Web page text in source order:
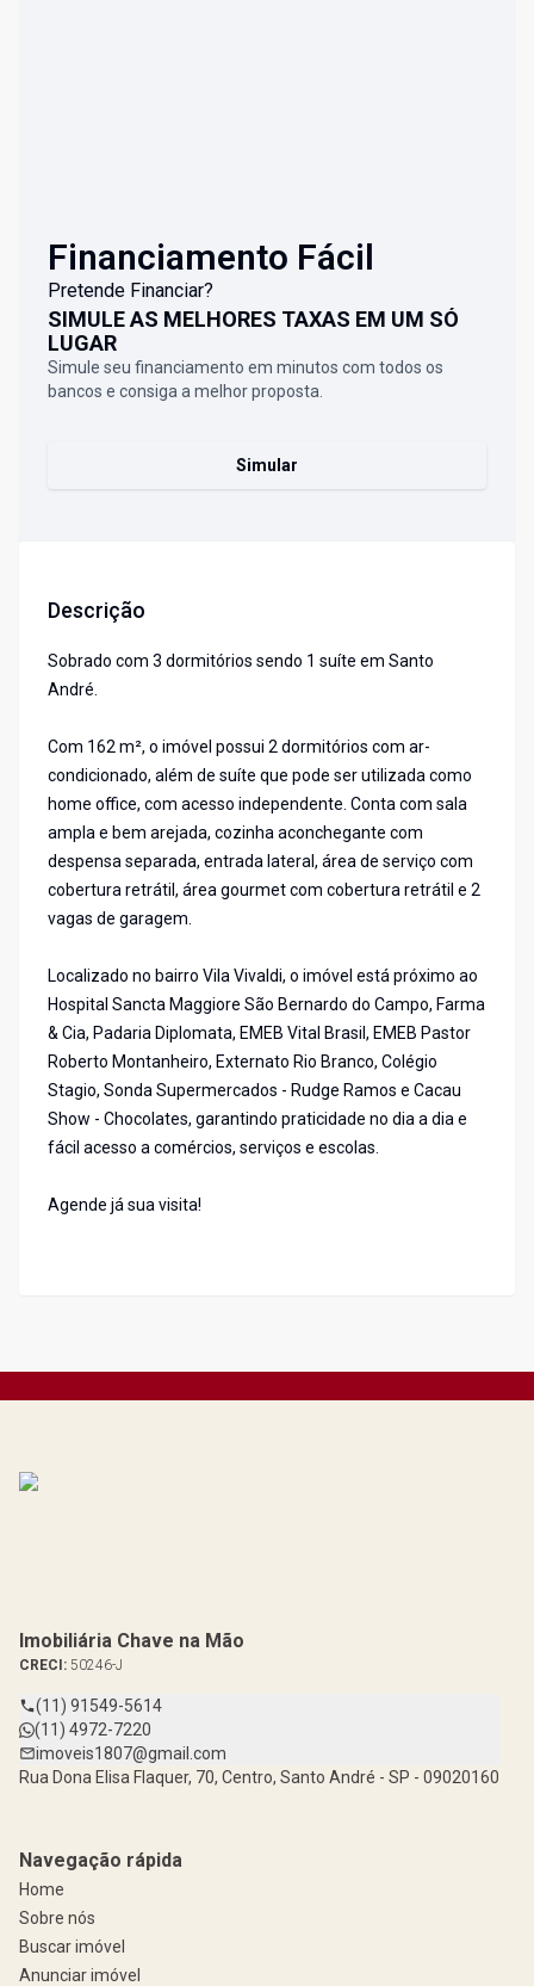
Financiamento Fácil
Pretende Financiar?
SIMULE AS MELHORES TAXAS EM UM SÓ
LUGAR
Simule seu financiamento em minutos com todos os
bancos e consiga a melhor proposta.
Simular
Descrição
Sobrado com 3 dormitórios sendo 1 suíte em Santo
André.
Com 162 m², o imóvel possui 2 dormitórios com ar-
condicionado, além de suíte que pode ser utilizada como
home office, com acesso independente. Conta com sala
ampla e bem arejada, cozinha aconchegante com
despensa separada, entrada lateral, área de serviço com
cobertura retrátil, área gourmet com cobertura retrátil e 2
vagas de garagem.
Localizado no bairro Vila Vivaldi, o imóvel está próximo ao
Hospital Sancta Maggiore São Bernardo do Campo, Farma
& Cia, Padaria Diplomata, EMEB Vital Brasil, EMEB Pastor
Roberto Montanheiro, Externato Rio Branco, Colégio
Stagio, Sonda Supermercados - Rudge Ramos e Cacau
Show - Chocolates, garantindo praticidade no dia a dia e
fácil acesso a comércios, serviços e escolas.
Agende já sua visita!
Imobiliária Chave na Mão
CRECI: 50246-J
(11) 91549-5614
(11) 4972-7220
imoveis1807@gmail.com
Rua Dona Elisa Flaquer, 70, Centro, Santo André - SP - 09020160
Navegação rápida
Home
Sobre nós
Buscar imóvel
Anunciar imóvel